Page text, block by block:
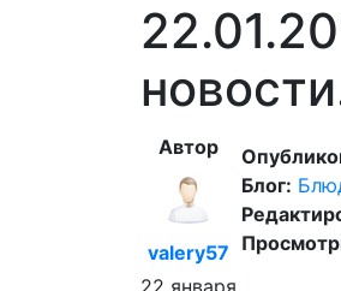
Автор
valery57
Блог:
22 января